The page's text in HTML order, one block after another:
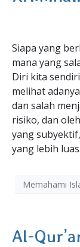
Siapa yang
mana yang
Diri kita
melihat
dan salah
risiko, dan
yang
yang lebih
Memahami
Al-